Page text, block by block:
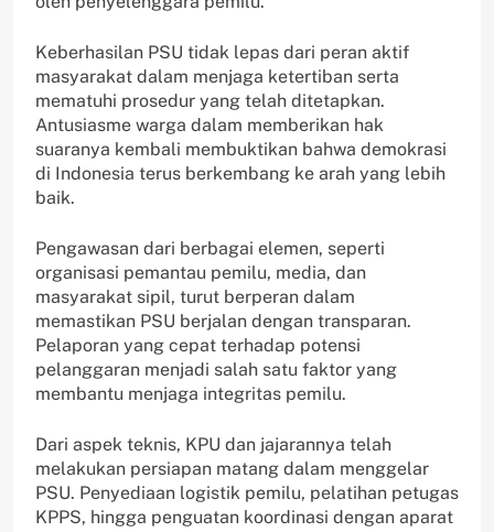
Keberhasilan PSU tidak lepas dari peran aktif
masyarakat dalam menjaga ketertiban serta
mematuhi prosedur yang telah ditetapkan.
Antusiasme warga dalam memberikan hak
suaranya kembali membuktikan bahwa demokrasi
di Indonesia terus berkembang ke arah yang lebih
baik.
Pengawasan dari berbagai elemen, seperti
organisasi pemantau pemilu, media, dan
masyarakat sipil, turut berperan dalam
memastikan PSU berjalan dengan transparan.
Pelaporan yang cepat terhadap potensi
pelanggaran menjadi salah satu faktor yang
membantu menjaga integritas pemilu.
Dari aspek teknis, KPU dan jajarannya telah
melakukan persiapan matang dalam menggelar
PSU. Penyediaan logistik pemilu, pelatihan petugas
KPPS, hingga penguatan koordinasi dengan aparat